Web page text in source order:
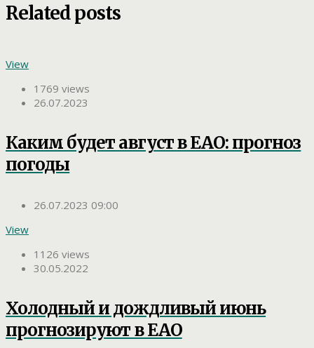
Related posts
View
1769 views
26.07.2023
Каким будет август в ЕАО: прогноз
погоды
26.07.2023 09:00
View
1126 views
30.05.2022
Холодный и дождливый июнь
прогнозируют в ЕАО